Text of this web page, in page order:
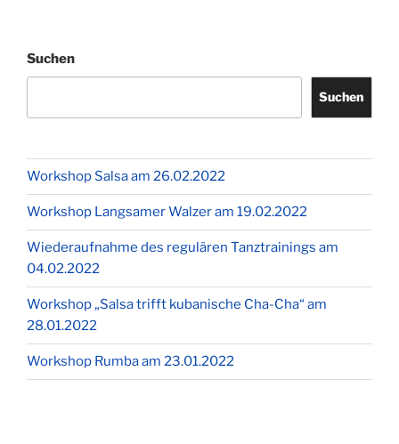
Suchen
Suchen
Workshop Salsa am 26.02.2022
Workshop Langsamer Walzer am 19.02.2022
Wiederaufnahme des regulären Tanztrainings am
04.02.2022
Workshop „Salsa trifft kubanische Cha-Cha“ am
28.01.2022
Workshop Rumba am 23.01.2022